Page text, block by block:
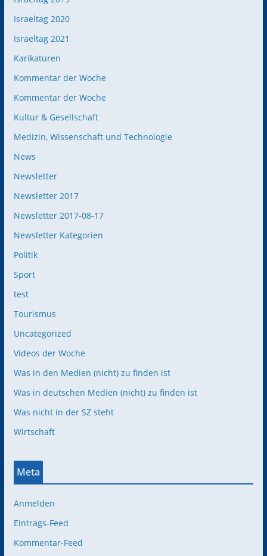
Israeltag 2020
Israeltag 2021
Karikaturen
Kommentar der Woche
Kommentar der Woche
Kultur & Gesellschaft
Medizin, Wissenschaft und Technologie
News
Newsletter
Newsletter 2017
Newsletter 2017-08-17
Newsletter Kategorien
Politik
Sport
test
Tourismus
Uncategorized
Videos der Woche
Was in den Medien (nicht) zu finden ist
Was in deutschen Medien (nicht) zu finden ist
Was nicht in der SZ steht
Wirtschaft
Meta
Anmelden
Eintrags-Feed
Kommentar-Feed